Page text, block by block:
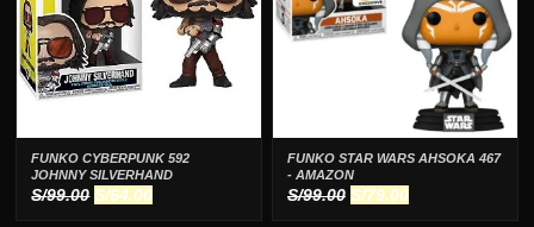
FUNKO CYBERPUNK 592
JOHNNY SILVERHAND
S/99.00 El
S/64.00El
FUNKO STAR WARS AHSOKA 467
- AMAZON
S/99.00 El
S/79.00El